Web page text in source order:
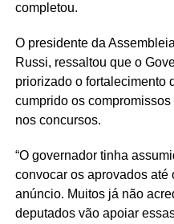
completou.
O presidente da
Russi, ressaltou que o
priorizado o fortalecimento
cumprido os
nos concursos.
“O governador tinha
convocar os aprovados até
anúncio. Muitos já não
deputados vão apoiar